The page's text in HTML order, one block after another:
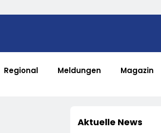
Regional Meldungen Magazin
Aktuelle News